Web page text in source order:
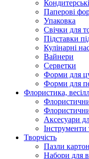
Паперові
Упаковка
Свічки для
Підставки
Кулінарні
Вайнери
Серветки
Форми для
Форми для
Флористика,
Аксесуари
Інструменти
Творчість
Пазли
Набори для